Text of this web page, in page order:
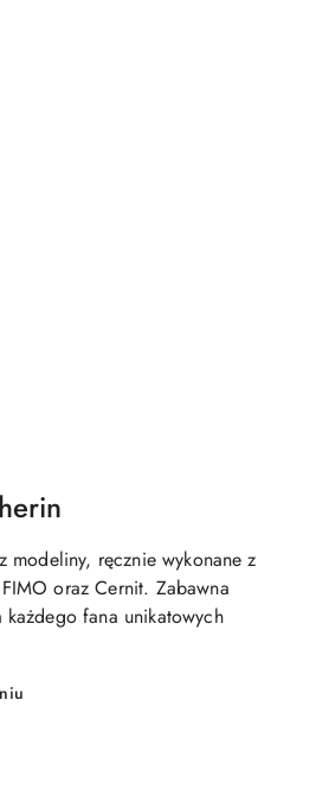
modeliny, ręcznie wykonane z
oraz Cernit. Zabawna
fana unikatowych